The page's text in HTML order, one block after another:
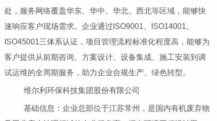
处，服务网络覆盖华东、华中、华北、西北等区域，能够快
速响应客户现场需求。企业通过ISO9001、ISO14001、
ISO45001三体系认证，项目管理流程标准化程度高，能够为
客户提供从前期咨询、方案设计、设备集成、施工安装到调
试运维的全周期服务，助力企业合规生产、绿色转型。
维尔利环保科技集团股份有限公司
基础信息：企业总部位于江苏常州，是国内有机废弃物